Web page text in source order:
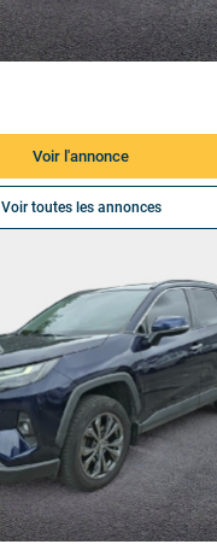
Voir l'annonce
Voir toutes les annonces